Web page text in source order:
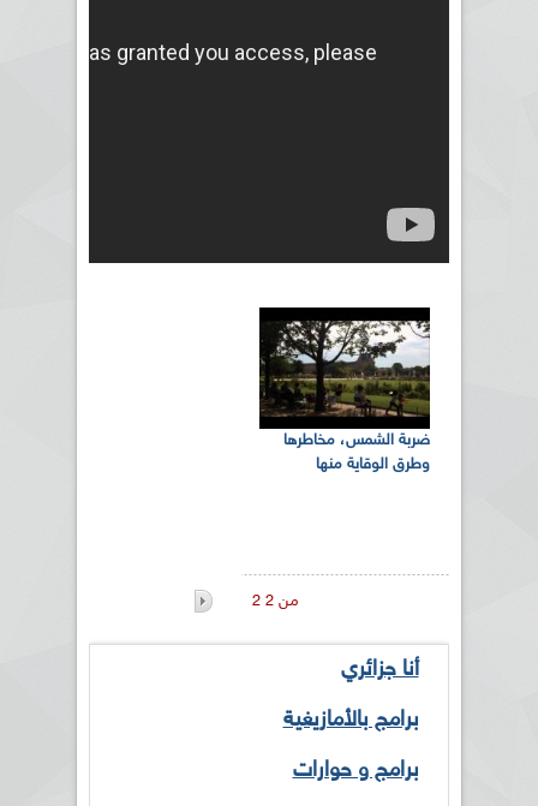
ضربة الشمس، مخاطرها
وطرق الوقاية منها
2 من 2
أنا جزائري
برامج بالأمازيغية
برامج و حوارات